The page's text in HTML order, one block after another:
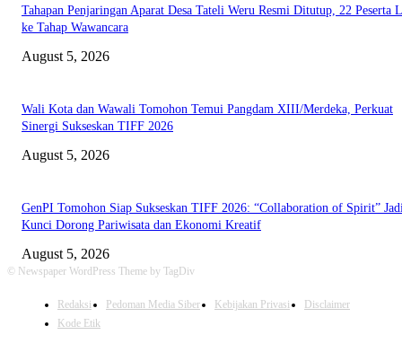
Tahapan Penjaringan Aparat Desa Tateli Weru Resmi Ditutup, 22 Peserta
ke Tahap Wawancara
August 5, 2026
Wali Kota dan Wawali Tomohon Temui Pangdam XIII/Merdeka, Perkuat
Sinergi Sukseskan TIFF 2026
August 5, 2026
GenPI Tomohon Siap Sukseskan TIFF 2026: “Collaboration of Spirit”
Kunci Dorong Pariwisata dan Ekonomi Kreatif
August 5, 2026
© Newspaper WordPress Theme by TagDiv
Redaksi Pedoman Media Siber Kebijakan Privasi
Disclaimer
Kode Etik